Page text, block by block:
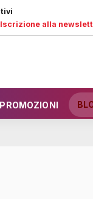
Iscrizione alla
PROMOZIONI